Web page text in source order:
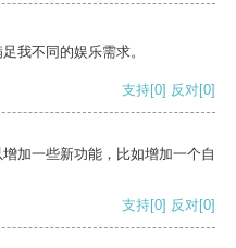
我不同的娱乐需求。
支持[0] 反对[0]
加一些新功能，比如增加一个自
支持[0] 反对[0]